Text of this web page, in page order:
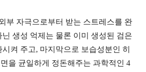
부 자극으로부터 받는 스트레스를 완
닌 생성 억제는 물론 이미 생성된 검은
시켜 주고, 마지막으로 보습성분인 히
을 균일하게 정돈해주는 과학적인 4